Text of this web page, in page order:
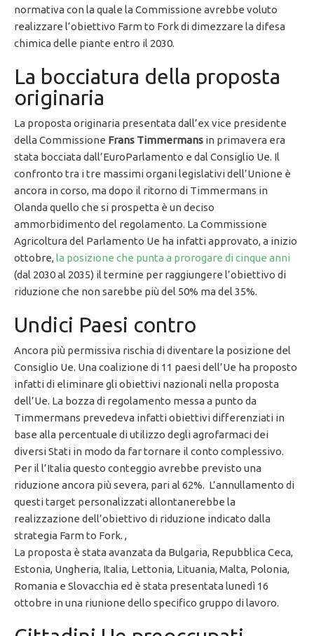
normativa con la quale la Commissione avrebbe voluto
realizzare l’obiettivo Farm to Fork di dimezzare la difesa
chimica delle piante entro il 2030.
La bocciatura della proposta
originaria
La proposta originaria presentata dall’ex vice presidente
della Commissione Frans Timmermans in primavera era
stata bocciata dall’EuroParlamento e dal Consiglio Ue. Il
confronto tra i tre massimi organi legislativi dell’Unione è
ancora in corso, ma dopo il ritorno di Timmermans in
Olanda quello che si prospetta è un deciso
ammorbidimento del regolamento. La Commissione
Agricoltura del Parlamento Ue ha infatti approvato, a inizio
ottobre, la posizione che punta a prorogare di cinque anni
(dal 2030 al 2035) il termine per raggiungere l’obiettivo di
riduzione che non sarebbe più del 50% ma del 35%.
Undici Paesi contro
Ancora più permissiva rischia di diventare la posizione del
Consiglio Ue. Una coalizione di 11 paesi dell’Ue ha proposto
infatti di eliminare gli obiettivi nazionali nella proposta
dell’Ue. La bozza di regolamento messa a punto da
Timmermans prevedeva infatti obiettivi differenziati in
base alla percentuale di utilizzo degli agrofarmaci dei
diversi Stati in modo da far tornare il conto complessivo.
Per il l’Italia questo conteggio avrebbe previsto una
riduzione ancora più severa, pari al 62%. L’annullamento di
questi target personalizzati allontanerebbe la
realizzazione dell’obiettivo di riduzione indicato dalla
strategia Farm to Fork. ,
La proposta è stata avanzata da Bulgaria, Repubblica Ceca,
Estonia, Ungheria, Italia, Lettonia, Lituania, Malta, Polonia,
Romania e Slovacchia ed è stata presentata lunedì 16
ottobre in una riunione dello specifico gruppo di lavoro.